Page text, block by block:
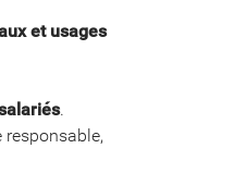
et usages
.